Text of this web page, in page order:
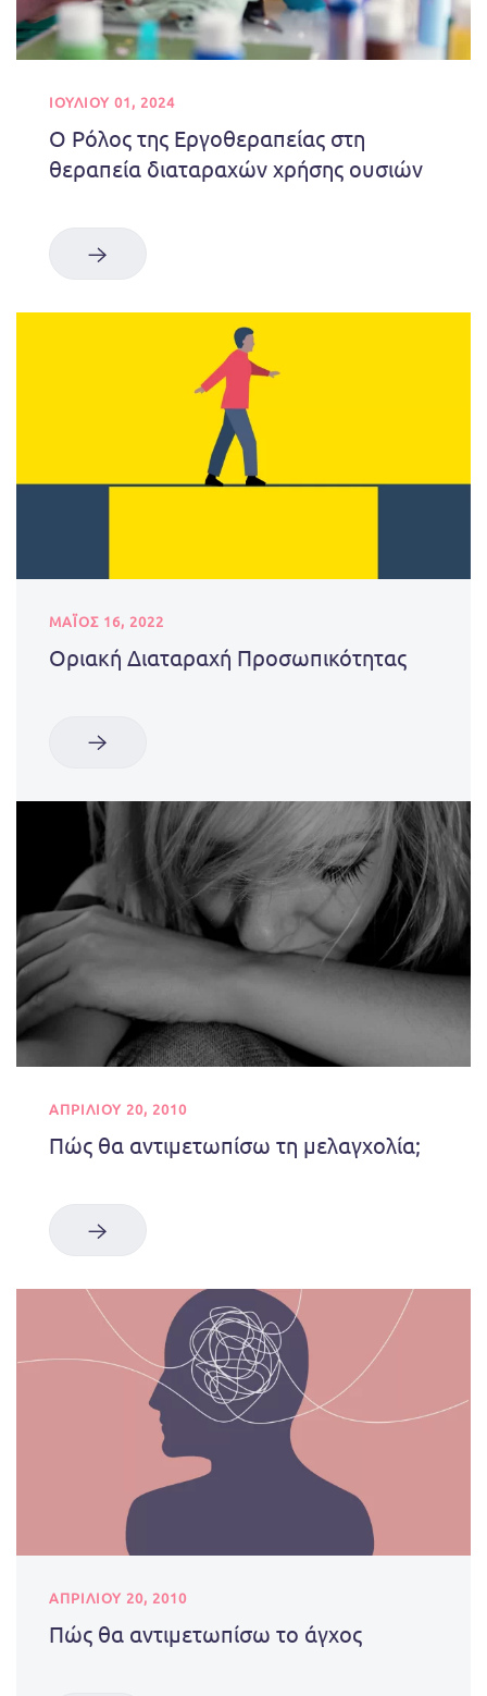
ΙΟΥΛΊΟΥ 01, 2024
Ο Ρόλος της Εργοθεραπείας στη
θεραπεία διαταραχών χρήσης ουσιών
ΜΑΪΟΣ 16, 2022
Οριακή Διαταραχή Προσωπικότητας
ΑΠΡΙΛΊΟΥ 20, 2010
Πώς θα αντιμετωπίσω τη μελαγχολία;
ΑΠΡΙΛΊΟΥ 20, 2010
Πώς θα αντιμετωπίσω το άγχος